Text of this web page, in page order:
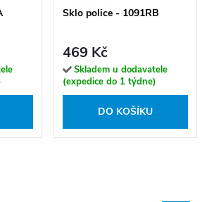
Sklo police - 1091RB
469 Kč
Skladem u dodavatele
(expedice do 1 týdne)
DO KOŠÍKU